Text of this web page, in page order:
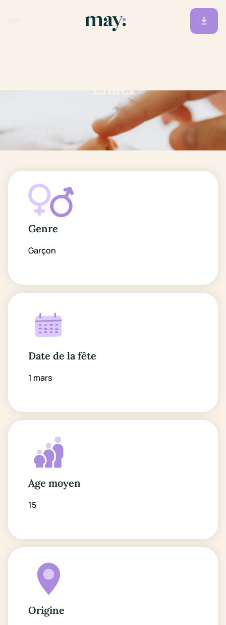
Enaël
Genre
Garçon
Date de la fête
1 mars
Age moyen
15
Origine